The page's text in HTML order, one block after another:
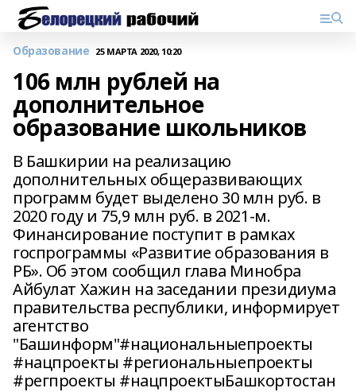
Образование 25 МАРТА 2020, 10:20
106 млн рублей на
дополнительное
образование школьников
В Башкирии на реализацию
дополнительных общеразвивающих
программ будет выделено 30 млн руб. в
2020 году и 75,9 млн руб. в 2021-м.
Финансирование поступит в рамках
госпрограммы «Развитие образования в
РБ». Об этом сообщил глава Минобра
Айбулат Хажин на заседании президиума
правительства республики, информирует
агентство
"Башинформ"#национальныепроекты
#нацпроекты #региональныепроекты
#регпроекты #нацпроектыБашкортостан